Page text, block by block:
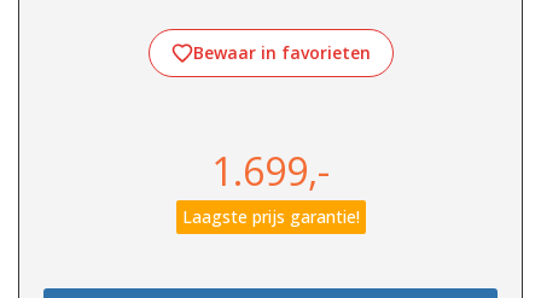
Bewaar in favorieten
1.699,-
Laagste prijs garantie!